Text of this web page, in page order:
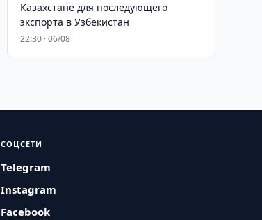
Казахстане для последующего
экспорта в Узбекистан
22:30 · 06/08
СОЦСЕТИ
Telegram
Instagram
Facebook